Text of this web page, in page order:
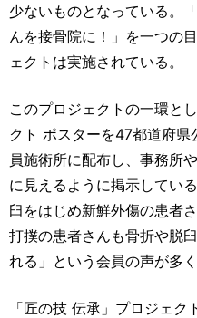
少ないものとなっている。
んを接骨院に！」を一つの
ェクトは実施されている。
このプロジェクトの一環と
クト ポスターを47都道府
員施術所に配布し、事務所
に見えるように掲示してい
臼をはじめ新鮮外傷の患者
打撲の患者さんも骨折や脱
れる」という会員の声が多く
「匠の技 伝承」プロジェ